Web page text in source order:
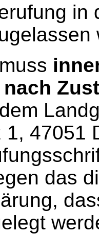
in
1, 47051
das